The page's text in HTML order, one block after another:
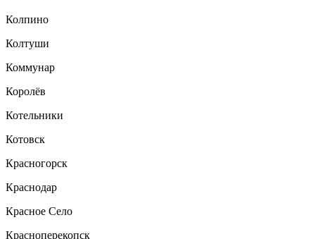
Колпино
Колтуши
Коммунар
Королёв
Котельники
Котовск
Красногорск
Краснодар
Красное Село
Красноперекопск